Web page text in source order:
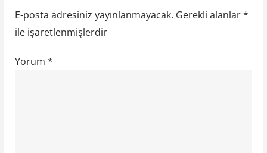
m
:
:
E-posta adresiniz yayınlanmayacak. Gerekli alanlar*
ile işaretlenmişlerdir
Yorum *